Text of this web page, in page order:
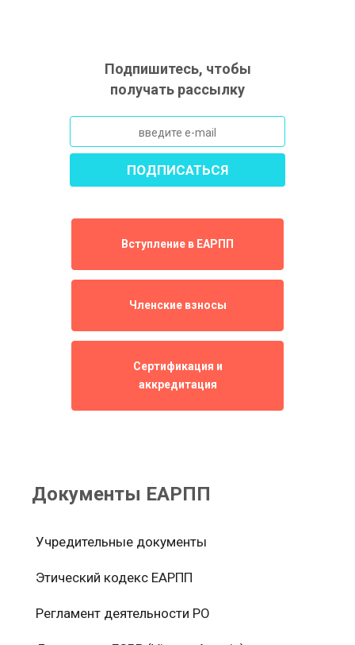
Подпишитесь, чтобы
получать рассылку
Вступление в ЕАРПП
Членские взносы
Сертификация и
аккредитация
Документы ЕАРПП
Учредительные документы
Этический кодекс ЕАРПП
Регламент деятельности РО